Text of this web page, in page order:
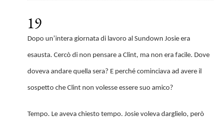
19
Dopo un’intera giornata di lavoro al Sundown Josie era
esausta. Cercò di non pensare a Clint, ma non era facile. Dove
doveva andare quella sera? E perché cominciava ad avere il
sospetto che Clint non volesse essere suo amico?
Tempo. Le aveva chiesto tempo. Josie voleva darglielo, però